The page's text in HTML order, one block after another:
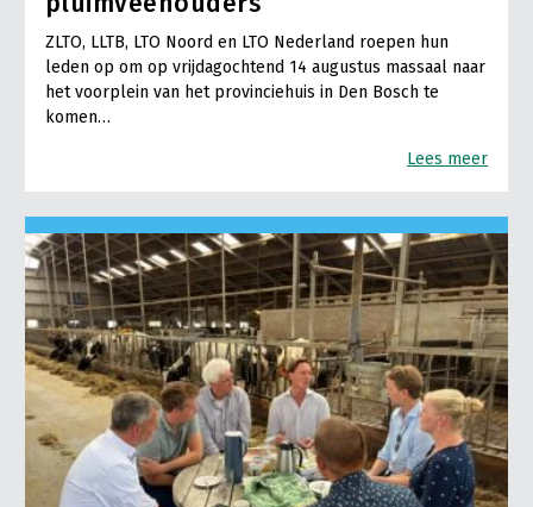
ZLTO, LLTB, LTO Noord en LTO Nederland roepen hun
leden op om op vrijdagochtend 14 augustus massaal naar
het voorplein van het provinciehuis in Den Bosch te
komen…
Lees meer